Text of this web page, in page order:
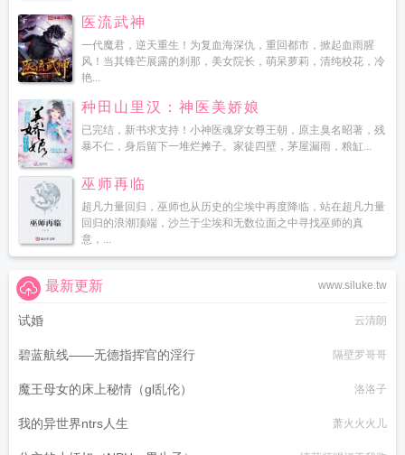
医流武神
一代魔君，逆天重生！为复血海深仇，重回都市，掀起血雨腥
风！当其锋芒展露的刹那，美女院长，萌呆萝莉，清纯校花，冷
艳...
种田山里汉：神医美娇娘
已完结，新书求支持！小神医魂穿女尊王朝，原主臭名昭著，残
暴不仁，身后留下一堆烂摊子。家徒四壁，茅屋漏雨，粮缸...
巫师再临
超凡力量回归，巫师也从历史的尘埃中再度降临，站在超凡力量
回归的浪潮顶端，沙兰于尘埃和无数位面之中寻找巫师的真
意，...
www.siluke.tw
最新更新
试婚 云清朗
碧蓝航线——无德指挥官的淫行 隔壁罗哥哥
魔王母女的床上秘情（gl乱伦） 洛洛子
我的异世界ntrs人生 萧火火火儿